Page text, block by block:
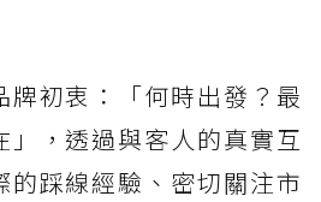
牌初衷：「何時出發？最
」，透過與客人的真實互
的踩線經驗、密切關注市